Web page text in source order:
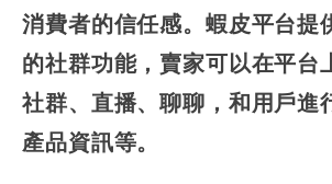
消費者的信任感。蝦皮平台提
的社群功能，賣家可以在平台
社群、直播、聊聊，和用戶進
產品資訊等。